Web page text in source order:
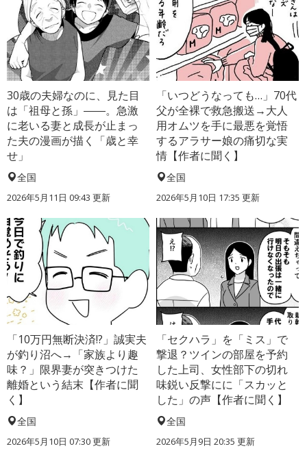
30歳の夫婦なのに、見た目
は「祖母と孫」――。急激
に老いる妻と成長が止まっ
た夫の漫画が描く「歳と幸
せ」
全国
2026年5月11日 09:43 更新
「いつどうなっても…」70代
父が全裸で救急搬送→大人
用オムツを手に最悪を覚悟
するアラサー娘の痛切な実
情【作者に聞く】
全国
2026年5月10日 17:35 更新
「10万円無断決済!?」誠実夫
が釣り沼へ→「家族より趣
味？」限界妻が突きつけた
離婚という結末【作者に聞
く】
全国
2026年5月10日 07:30 更新
「セクハラ」を「ミス」で
撃退？ツインの部屋を予約
した上司、女性部下の切れ
味鋭い反撃にに「スカッと
した」の声【作者に聞く】
全国
2026年5月9日 20:35 更新